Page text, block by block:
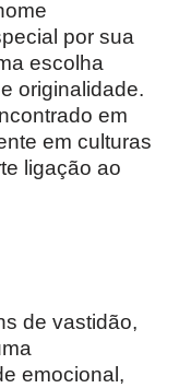
por sua
escolha
originalidade.
em
em culturas
ligação ao
de vastidão,
emocional,